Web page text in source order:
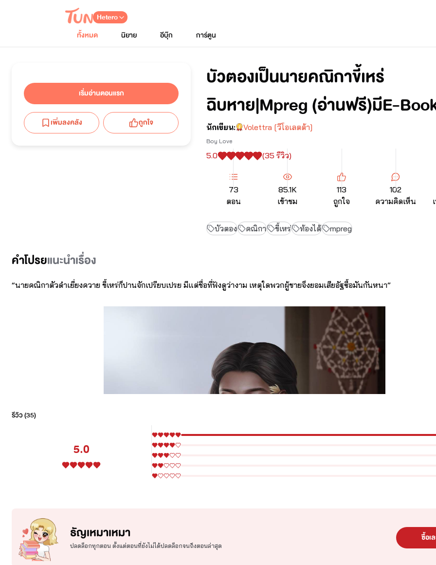
Hetero
ทั้งหมด
นิยาย อีบุ๊ก การ์ตูน
จบ
เริ่มอ่านตอนแรก
เพิ่มลงคลัง ถูกใจ
บัวตองเป็นนายคณิกาขี้เหร่
ฉิบหาย|Mpreg (อ่านฟรี)มีE-
นักเขียน: Volettra [วีโอเลตต้า]
Boy Love
5.0 (35 รีวิว)
ตอน
73
เข้าชม
85.1K
ถูกใจ
113
ความคิดเห็น
102
บัวตอง คณิกา ขี้เหร่ ท้องได้ mpreg
คำโปรยแนะนำเรื่อง
“นายคณิกาตัวดำเยี่ยงควาย ขี้เหร่ก็ปานจักเปรียบเปรย มีแต่ชื่อที่ฟังดูว่างาม เหตุใดพวกผู้ชายจึงยอมเสียอัฐซื้อมันกันหนา”
รีวิว (35)
5.0
ธัญเหมาเหมา
ปลดล็อกทุกตอน ตั้งแต่ตอนที่ยังไม่ได้ปลดล็อกจนถึงตอนล่าสุด
ซื้อเ